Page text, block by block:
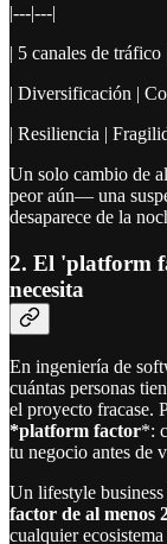
|---|---|
| 5 canales de
| Diversificación |
| Resiliencia |
Un solo cambio de
peor aún— una
desaparece de la
2. El 'platform
necesita
En ingeniería de
cuántas personas
el proyecto fracase.
*platform factor*:
tu negocio antes de
Un lifestyle
factor de al menos
cualquier